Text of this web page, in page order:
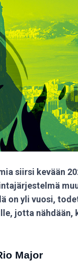
siirsi kevään
on yli vuosi,
jotta nähdään,
Major